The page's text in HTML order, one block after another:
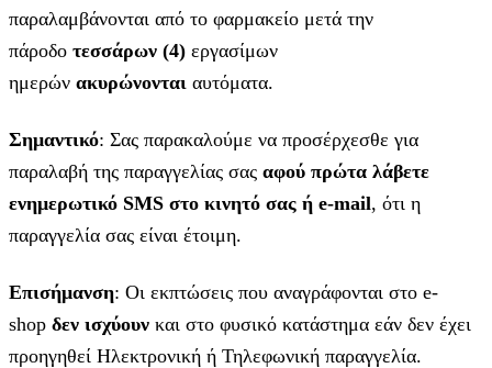
παραλαμβάνονται από το φαρμακείο μετά την
πάροδο τεσσάρων (4) εργασίμων
ημερών ακυρώνονται αυτόματα.
Σημαντικό: Σας παρακαλούμε να προσέρχεσθε για
παραλαβή της παραγγελίας σας αφού πρώτα λάβετε
ενημερωτικό SMS στο κινητό σας ή e-mail, ότι η
παραγγελία σας είναι έτοιμη.
Επισήμανση: Οι εκπτώσεις που αναγράφονται στο e-
shop δεν ισχύουν και στο φυσικό κατάστημα εάν δεν έχει
προηγηθεί Ηλεκτρονική ή Τηλεφωνική παραγγελία.